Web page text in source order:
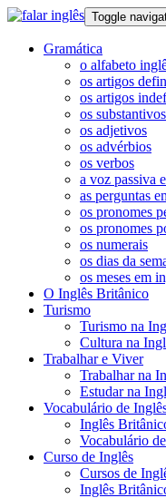
Toggle
Gramática
o alfabeto
os artigos
os artigos
os substantivos
os adjetivos
os advérbios
os verbos
a voz passiva
as perguntas
os pronomes
os pronomes
os numerais
os dias da
os meses em
O Inglês Britânico
Turismo
Turismo na
Cultura na
Trabalhar e Viver
Trabalhar na
Estudar na
Vocabulário de
Inglês
Vocabulário
Curso de Inglês
Cursos de
Inglês